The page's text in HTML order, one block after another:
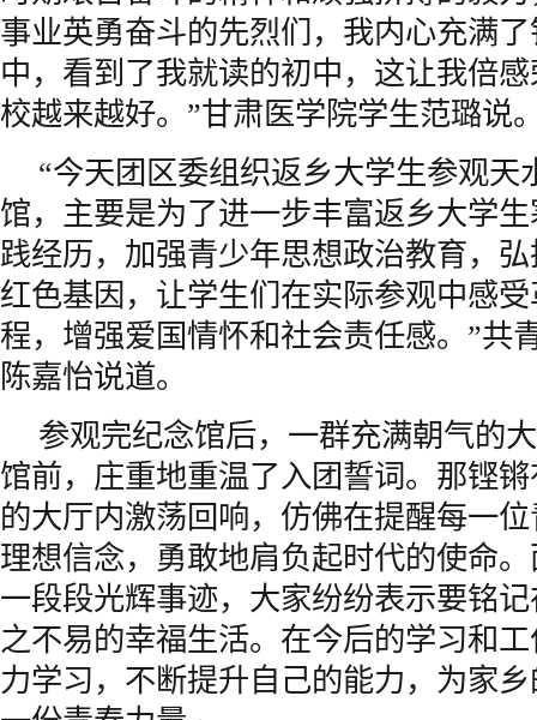
事业英勇奋斗的先烈们，我内心充满
中，看到了我就读的初中，这让我倍
校越来越好。”甘肃医学院学生范璐说
“今天团区委组织返乡大学生参观天
馆，主要是为了进一步丰富返乡大学
践经历，加强青少年思想政治教育，
红色基因，让学生们在实际参观中感
程，增强爱国情怀和社会责任感。”共
陈嘉怡说道。
参观完纪念馆后，一群充满朝气的
馆前，庄重地重温了入团誓词。那铿
的大厅内激荡回响，仿佛在提醒每一
理想信念，勇敢地肩负起时代的使命
一段段光辉事迹，大家纷纷表示要铭
之不易的幸福生活。在今后的学习和
力学习，不断提升自己的能力，为家